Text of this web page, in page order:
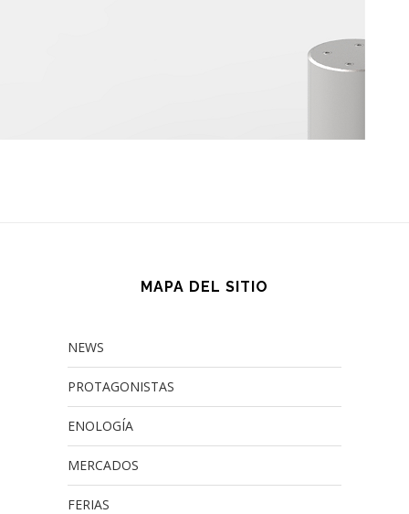
MAPA DEL SITIO
NEWS
PROTAGONISTAS
ENOLOGÍA
MERCADOS
FERIAS